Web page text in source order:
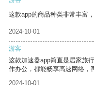
这款app的商品种类非常丰富
2024-10-01
游客
这款加速器app简直是居家旅
作办公，都能畅享高速网络，
2024-10-01